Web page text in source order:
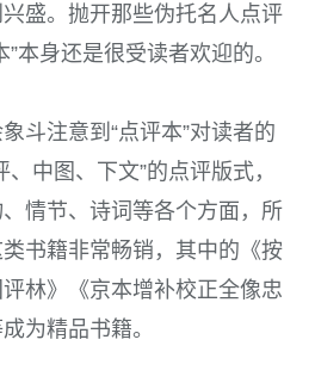
盛。抛开那些伪托名人点评
本身还是很受读者欢迎的。
斗注意到“点评本”对读者的
中图、下文”的点评版式，
情节、诗词等各个方面，所
书籍非常畅销，其中的《按
林》《京本增补校正全像忠
为精品书籍。